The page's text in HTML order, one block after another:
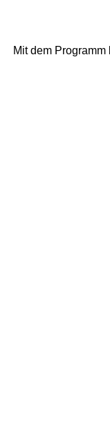
Mit dem Programm